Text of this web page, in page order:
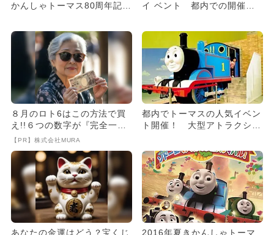
かんしゃトーマス80周年記念
登...
イ ベント 都内での開催は4
８月のロト6はこの方法で買
え!!６つの数字が『完全一
致』する方法
【PR】株式会社MURA
都内でトーマスの人気イベン
ト開催！ 大型アトラクショ
あなたの金運はどう？宝くじ
2016年夏きかんしゃトーマ